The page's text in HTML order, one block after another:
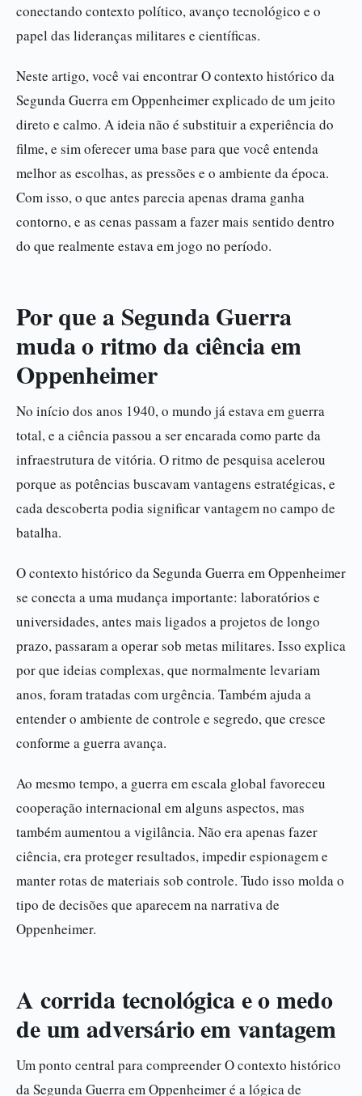
conectando contexto político, avanço tecnológico e o
papel das lideranças militares e científicas.
Neste artigo, você vai encontrar O contexto histórico da
Segunda Guerra em Oppenheimer explicado de um jeito
direto e calmo. A ideia não é substituir a experiência do
filme, e sim oferecer uma base para que você entenda
melhor as escolhas, as pressões e o ambiente da época.
Com isso, o que antes parecia apenas drama ganha
contorno, e as cenas passam a fazer mais sentido dentro
do que realmente estava em jogo no período.
Por que a Segunda Guerra
muda o ritmo da ciência em
Oppenheimer
No início dos anos 1940, o mundo já estava em guerra
total, e a ciência passou a ser encarada como parte da
infraestrutura de vitória. O ritmo de pesquisa acelerou
porque as potências buscavam vantagens estratégicas, e
cada descoberta podia significar vantagem no campo de
batalha.
O contexto histórico da Segunda Guerra em Oppenheimer
se conecta a uma mudança importante: laboratórios e
universidades, antes mais ligados a projetos de longo
prazo, passaram a operar sob metas militares. Isso explica
por que ideias complexas, que normalmente levariam
anos, foram tratadas com urgência. Também ajuda a
entender o ambiente de controle e segredo, que cresce
conforme a guerra avança.
Ao mesmo tempo, a guerra em escala global favoreceu
cooperação internacional em alguns aspectos, mas
também aumentou a vigilância. Não era apenas fazer
ciência, era proteger resultados, impedir espionagem e
manter rotas de materiais sob controle. Tudo isso molda o
tipo de decisões que aparecem na narrativa de
Oppenheimer.
A corrida tecnológica e o medo
de um adversário em vantagem
Um ponto central para compreender O contexto histórico
da Segunda Guerra em Oppenheimer é a lógica de